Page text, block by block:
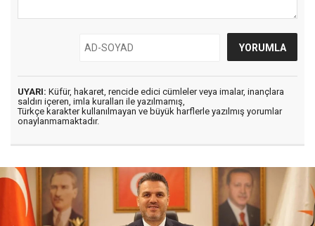
UYARI: Küfür, hakaret, rencide edici cümleler veya imalar, inançlara
saldırı içeren, imla kuralları ile yazılmamış,
Türkçe karakter kullanılmayan ve büyük harflerle yazılmış yorumlar
onaylanmamaktadır.